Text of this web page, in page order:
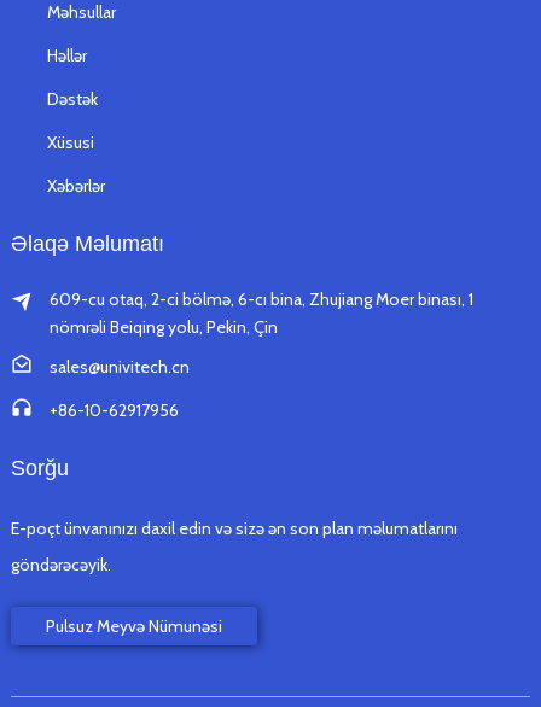
Məhsullar
Həllər
Dəstək
Xüsusi
Xəbərlər
Əlaqə Məlumatı
609-cu otaq, 2-ci bölmə, 6-cı bina, Zhujiang Moer binası, 1
nömrəli Beiqing yolu, Pekin, Çin
sales@univitech.cn
+86-10-62917956
Sorğu
E-poçt ünvanınızı daxil edin və sizə ən son plan məlumatlarını
göndərəcəyik.
Pulsuz Meyvə Nümunəsi